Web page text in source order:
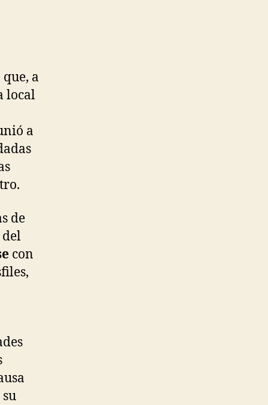
que, a
local
a
de
con